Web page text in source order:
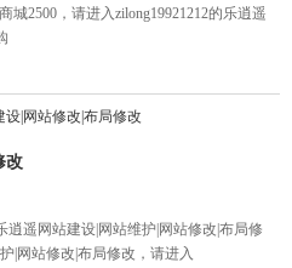
2500，请进入zilong19921212的乐逍遥
改
遥网站建设|网站维护|网站修改|布局修
|网站修改|布局修改，请进入